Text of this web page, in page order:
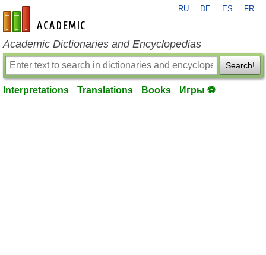
en-academic.com
RU DE ES FR
Academic Dictionaries and Encyclopedias
Search!
Interpretations Translations Books Игры ⚽